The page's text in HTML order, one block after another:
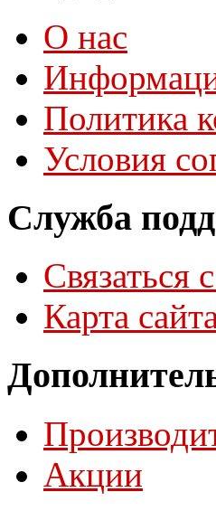
О нас
Политика
Условия
Служба
Связаться
Карта
Акции